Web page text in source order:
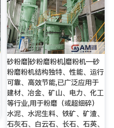
砂粉磨|砂粉磨粉机|磨粉机—砂
粉磨粉机结构独特、性能、运行
可靠、高效节能,已广泛应用于
建材、冶金、矿山、电力、化工
等行业,用于粉磨（或超细碎）
水泥、水泥生料、铁矿、矿渣、
石灰石、白云石、长石、石英、